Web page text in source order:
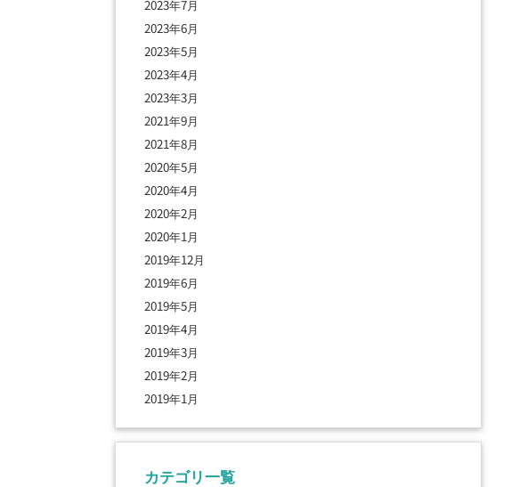
2023年7月
2023年6月
2023年5月
2023年4月
2023年3月
2021年9月
2021年8月
2020年5月
2020年4月
2020年2月
2020年1月
2019年12月
2019年6月
2019年5月
2019年4月
2019年3月
2019年2月
2019年1月
カテゴリ一覧